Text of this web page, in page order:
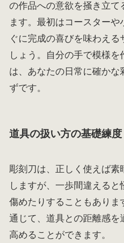
の作品への意欲を掻き立て
ます。最初はコースター
ぐに完成の喜びを味わえる
しょう。自分の手で模様
は、あなたの日常に確かな
ずです。
道具の扱い方の基礎練度
彫刻刀は、正しく使えば素
しますが、一歩間違える
傷めたりすることもありま
通じて、道具との距離感を
高めることができます。